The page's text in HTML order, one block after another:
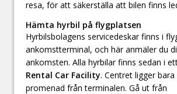
resa, för att säkerställa att bilen finns
Hämta hyrbil på flygplatsen
Hyrbilsbolagens servicedeskar finns i
ankomstterminal, och här anmäler du
ankomsten. Alla hyrbilar finns sedan i
Rental Car Facility. Centret ligger
promenad från terminalen. Gå ut från